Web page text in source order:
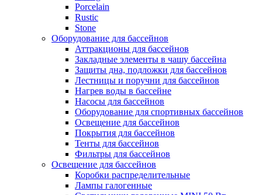
Porcelain
Rustic
Stone
Оборудование для бассейнов
Аттракционы для бассейнов
Закладные элементы в чашу бассейна
Защиты дна, подложки для бассейнов
Лестницы и поручни для бассейнов
Нагрев воды в бассейне
Насосы для бассейнов
Оборудование для спортивных бассейнов
Освещение для бассейнов
Покрытия для бассейнов
Тенты для бассейнов
Фильтры для бассейнов
Освещение для бассейнов
Коробки распределительные
Лампы галогенные